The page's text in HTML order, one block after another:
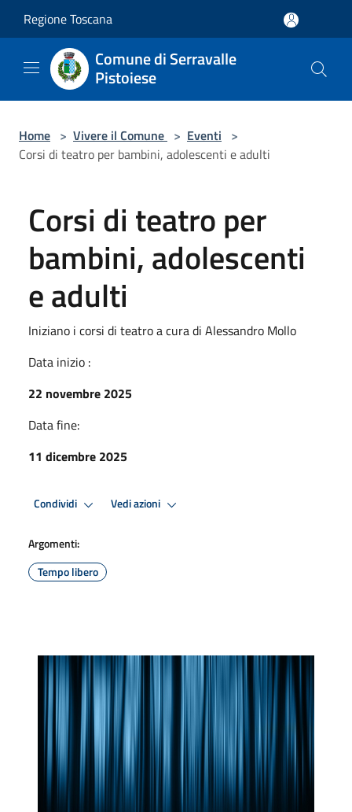
Regione Toscana
Comune di Serravalle
Pistoiese
Home > Vivere il Comune > Eventi >
Corsi di teatro per bambini, adolescenti e adulti
Corsi di teatro per
bambini, adolescenti
e adulti
Iniziano i corsi di teatro a cura di Alessandro Mollo
Data inizio :
22 novembre 2025
Data fine:
11 dicembre 2025
Condividi Vedi azioni
Argomenti:
Tempo libero